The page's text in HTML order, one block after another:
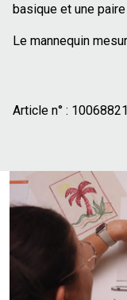
basique et une
Le mannequin
Article n° :